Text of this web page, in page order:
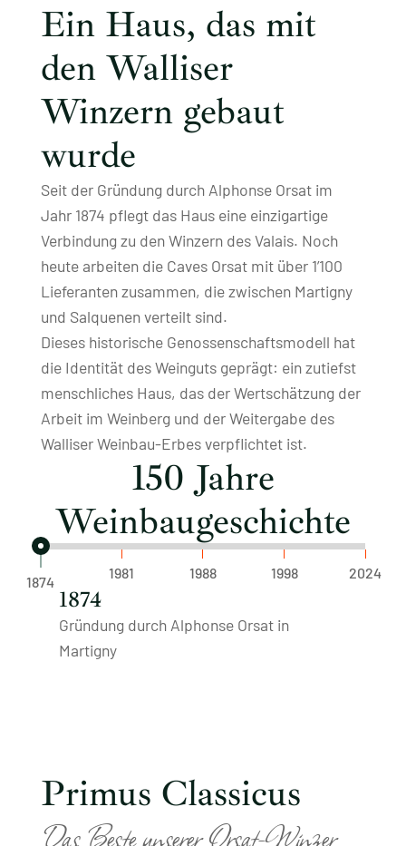
Ein Haus, das mit
den Walliser
Winzern gebaut
wurde
Seit der Gründung durch Alphonse Orsat im
Jahr 1874 pflegt das Haus eine einzigartige
Verbindung zu den Winzern des Valais. Noch
heute arbeiten die Caves Orsat mit über 1’100
Lieferanten zusammen, die zwischen Martigny
und Salquenen verteilt sind.
Dieses historische Genossenschaftsmodell hat
die Identität des Weinguts geprägt: ein zutiefst
menschliches Haus, das der Wertschätzung der
Arbeit im Weinberg und der Weitergabe des
Walliser Weinbau-Erbes verpflichtet ist.
150 Jahre
Weinbaugeschichte
1874
1981 1988 1998 2024
1874
Gründung durch Alphonse Orsat in
Martigny
Primus Classicus
Das Beste unserer Orsat-Winzer